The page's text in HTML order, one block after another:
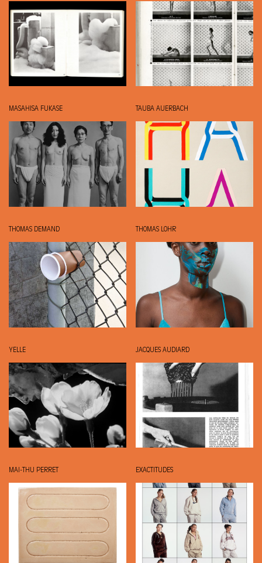
MASAHISA FUKASE TAUBA AUERBACH
THOMAS DEMAND THOMAS LOHR
YELLE JACQUES AUDIARD
MAI-THU PERRET EXACTITUDES